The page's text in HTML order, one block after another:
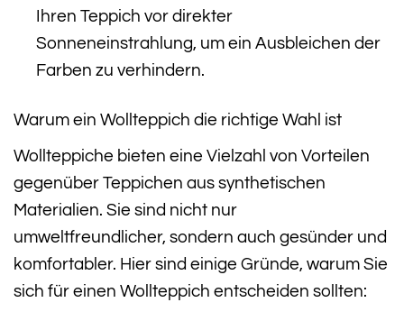
Ihren Teppich vor direkter
Sonneneinstrahlung, um ein Ausbleichen der
Farben zu verhindern.
Warum ein Wollteppich die richtige Wahl ist
Wollteppiche bieten eine Vielzahl von Vorteilen
gegenüber Teppichen aus synthetischen
Materialien. Sie sind nicht nur
umweltfreundlicher, sondern auch gesünder und
komfortabler. Hier sind einige Gründe, warum Sie
sich für einen Wollteppich entscheiden sollten: